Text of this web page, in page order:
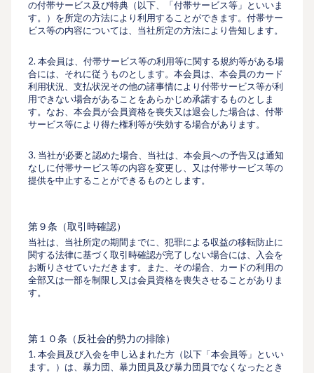
の付帯サービス及び特典（以下、「付帯サービス等」といいま
す。）を所定の⽅法により利⽤することができます。付帯サー
ビス等の内容については、当社所定の方法により告知します。
2. 本会員は、付帯サービス等の利⽤等に関する規約等がある場
合には、それに従うものとします。本会員は、本会員のカード
利用状況、支払状況その他の諸事情により付帯サービス等が利
⽤できない場合があることをあらかじめ承諾するものとしま
す。なお、本会員が会員資格を喪失又は退会した場合は、付帯
サービス等により得た権利等が失効する場合があります。
3. 当社が必要と認めた場合、当社は、本会員への予告又は通知
なしに付帯サービス等の内容を変更し、又は付帯サービス等の
提供を中止することができるものとします。
第９条（取引時確認）
当社は、当社所定の期間までに、犯罪による収益の移転防⽌に
関する法律に基づく取引時確認が完了しない場合には、⼊会を
お断りさせていただきます。また、その場合、カードの利⽤の
全部又は⼀部を制限し又は会員資格を喪失させることがありま
す。
第１０条（反社会的勢⼒の排除）
1. 本会員及び⼊会を申し込まれた⽅（以下「本会員等」といい
ます。）は、暴⼒団、暴⼒団員及び暴⼒団員でなくなったとき